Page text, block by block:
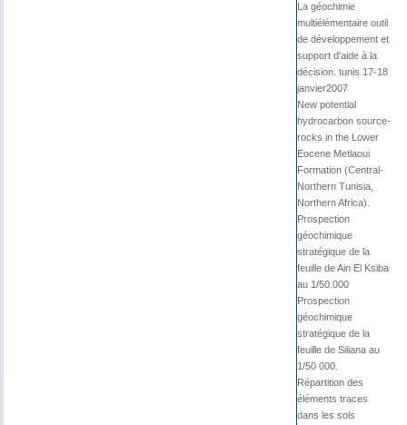
La géochimie
multiélémentaire outil
de développement et
support d'aide à la
décision. tunis 17-18
janvier2007
New potential
hydrocarbon source-
rocks in the Lower
Eocene Metlaoui
Formation (Central-
Northern Tunisia,
Northern Africa).
Prospection
géochimique
stratégique de la
feuille de Ain El Ksiba
au 1/50.000
Prospection
géochimique
stratégique de la
feuille de Siliana au
1/50 000.
Répartition des
éléments traces
dans les sols